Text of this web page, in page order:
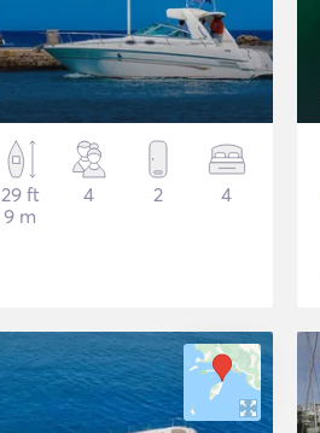
29 ft
9 m
4 2 4